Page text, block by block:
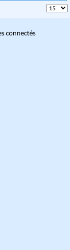
connectés